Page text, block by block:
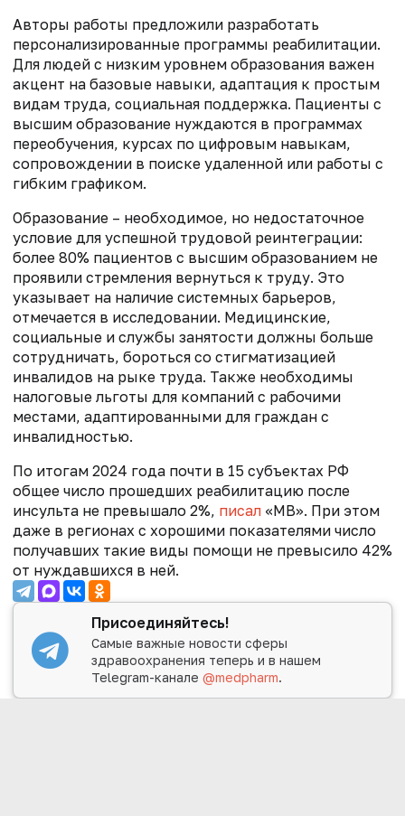
Авторы работы предложили разработать
персонализированные программы реабилитации.
Для людей с низким уровнем образования важен
акцент на базовые навыки, адаптация к простым
видам труда, социальная поддержка. Пациенты с
высшим образование нуждаются в программах
переобучения, курсах по цифровым навыкам,
сопровождении в поиске удаленной или работы с
гибким графиком.
Образование – необходимое, но недостаточное
условие для успешной трудовой реинтеграции:
более 80% пациентов с высшим образованием не
проявили стремления вернуться к труду. Это
указывает на наличие системных барьеров,
отмечается в исследовании. Медицинские,
социальные и службы занятости должны больше
сотрудничать, бороться со стигматизацией
инвалидов на рыке труда. Также необходимы
налоговые льготы для компаний с рабочими
местами, адаптированными для граждан с
инвалидностью.
По итогам 2024 года почти в 15 субъектах РФ
общее число прошедших реабилитацию после
инсульта не превышало 2%, писал «МВ». При этом
даже в регионах с хорошими показателями число
получавших такие виды помощи не превысило 42%
от нуждавшихся в ней.
Присоединяйтесь!
Самые важные новости сферы
здравоохранения теперь и в нашем
Telegram-канале@medpharm.